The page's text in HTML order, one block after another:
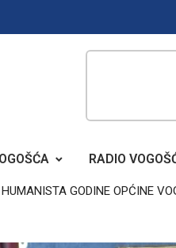
VOGOŠĆA
RADIO
GODINE OPĆINE